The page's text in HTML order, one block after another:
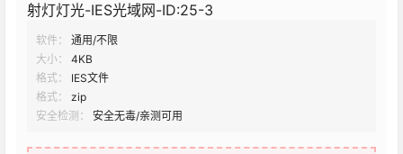
射灯灯光-IES光域网-ID:25-3
软件：
通用/不限
大小：
4KB
格式：
IES文件
格式：
zip
安全检测：
安全无毒/亲测可用